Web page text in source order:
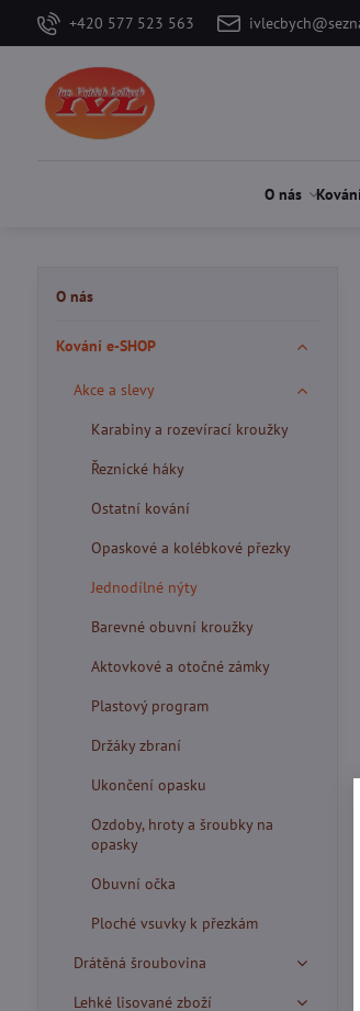
+420 577 523 563
O nás
O nás
Kování e-SHOP
Akce a slevy
Karabiny a rozevírací kroužky
Řeznické háky
Ostatní kování
Opaskové a kolébkové přezky
Jednodílné nýty
Barevné obuvní kroužky
Aktovkové a otočné zámky
Plastový program
Držáky zbraní
Ukončení opasku
Ozdoby, hroty a šroubky na
opasky
Obuvní očka
Ploché vsuvky k přezkám
Drátěná šroubovina
Lehké lisované zboží